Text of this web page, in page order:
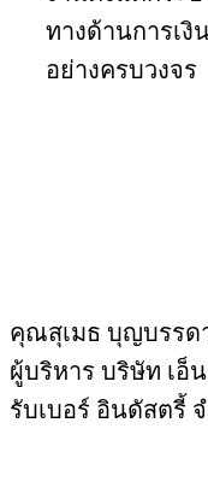
ทางด้านการเ
อย่างครบวงจร
คุณสุเมธ บุญบรรด
ผู้บริหาร บริษัท เอ็
รับเบอร์ อินดัสตรี้